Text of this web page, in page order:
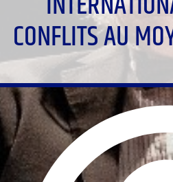
CONFLITS AU